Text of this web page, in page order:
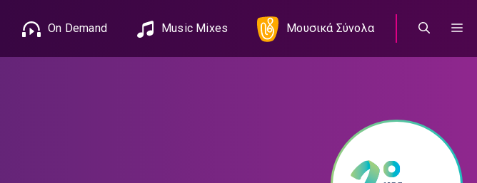
On Demand Music Mixes Μουσικά Σύνολα